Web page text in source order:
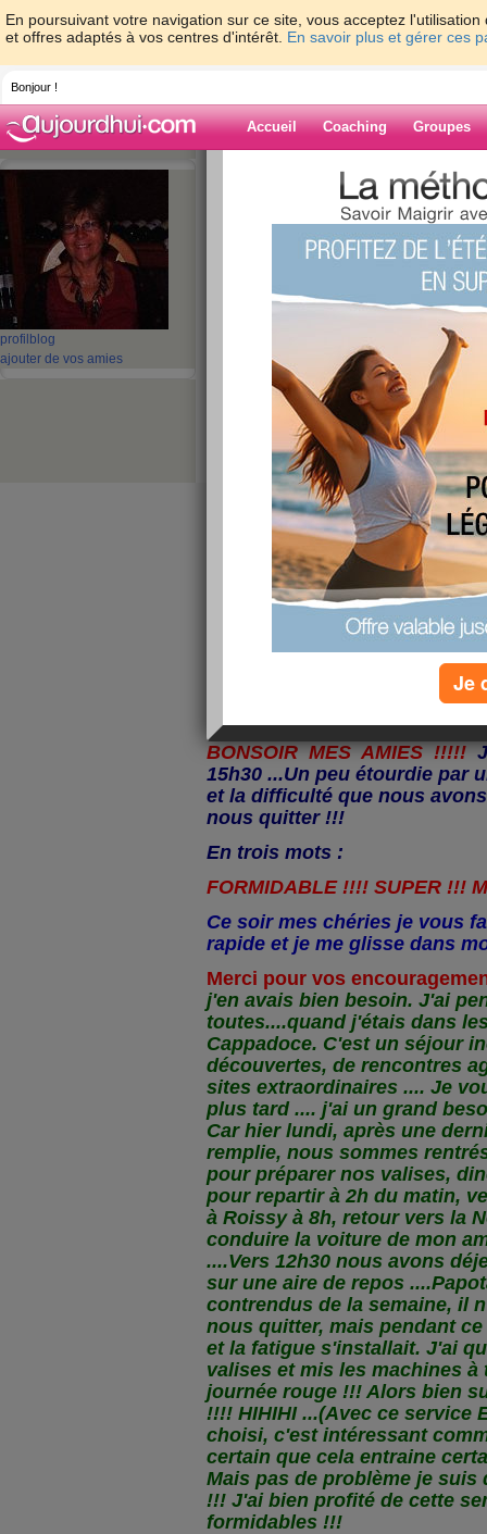
En poursuivant votre navigation sur ce site, vous acceptez
et offres adaptés à vos centres d'intérêt. En savoir plus et gérer ces
Bonjour !
Accueil Coaching Groupes
profil blog
ajouter de vos amies
> > ME
Blog de
ME VOILA DE
BONSOIR MES AMIES !!!!!
15h30 ...Un peu étourdie par
et la difficulté que nous
nous quitter !!!
En trois mots :
FORMIDABLE !!!! SUPER !!!
Ce soir mes chéries je vous
rapide et je me glisse dans
Merci pour vos
j'en avais bien besoin. J'ai
toutes....quand j'étais dans
Cappadoce. C'est un séjour
découvertes, de rencontres
sites extraordinaires .... Je
plus tard .... j'ai un grand
Car hier lundi, après une
remplie, nous sommes
pour préparer nos valises,
pour repartir à 2h du matin,
à Roissy à 8h, retour vers la
conduire la voiture de mon
....Vers 12h30 nous avons
sur une aire de repos
contrendus de la semaine, il
nous quitter, mais pendant
et la fatigue s'installait. J'ai
valises et mis les machines à
journée rouge !!! Alors bien
!!!! HIHIHI ...(Avec ce service
choisi, c'est intéressant
certain que cela entraine
Mais pas de problème je suis
!!! J'ai bien profité de cette
formidables !!!
Je